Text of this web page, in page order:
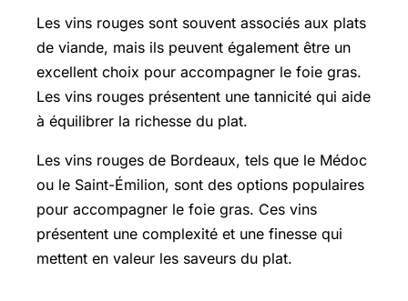
Les vins rouges sont souvent associés aux plats
de viande, mais ils peuvent également être un
excellent choix pour accompagner le foie gras.
Les vins rouges présentent une tannicité qui aide
à équilibrer la richesse du plat.
Les vins rouges de Bordeaux, tels que le Médoc
ou le Saint-Émilion, sont des options populaires
pour accompagner le foie gras. Ces vins
présentent une complexité et une finesse qui
mettent en valeur les saveurs du plat.